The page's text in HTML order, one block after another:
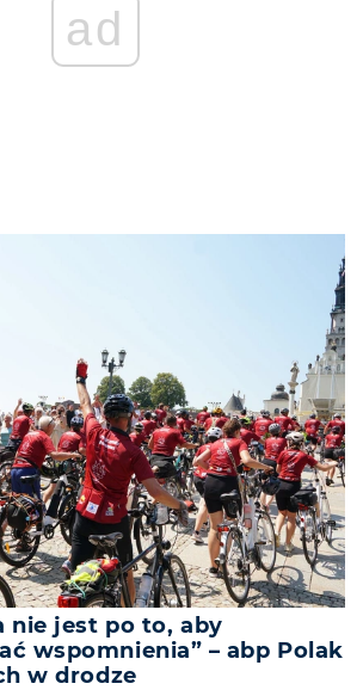
ad
nie jest po to, aby
wspomnienia” – abp Polak
w drodze